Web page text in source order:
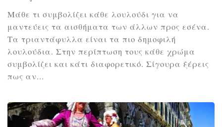
Μάθε τι συμβολίζει κάθε λουλούδι για να
μαντεύεις τα αισθήματα των άλλων προς εσένα.
Τα τριαντάφυλλα είναι τα πιο δημοφιλή
λουλούδια. Στην περίπτωση τους κάθε χρώμα
συμβολίζει και κάτι διαφορετικό. Σίγουρα ξέρεις
πως αν...